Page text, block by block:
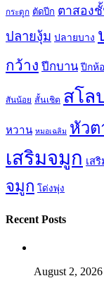
กระดูก ตัดปีก ตาสอง
ปลายงุ้ม ปลายบาง
กว้าง ปีกบาน ปีกห้
สันน้อย สั้นเชิด สโล
หวาน หมอเฉลิม หัวต
เสริมจมูก เส
จมูก โด่งพุ่ง
Recent Posts
August 2, 2026